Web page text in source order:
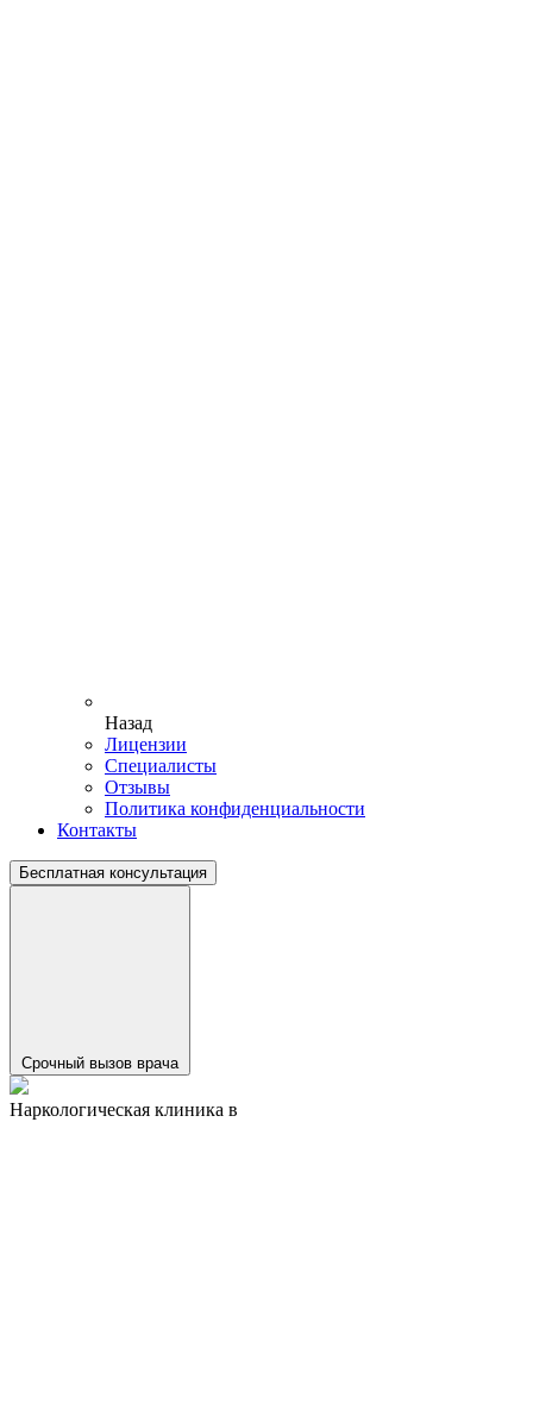
Назад
Лицензии
Специалисты
Отзывы
Политика конфиденциальности
Контакты
Бесплатная консультация
Срочный вызов врача
Наркологическая клиника в